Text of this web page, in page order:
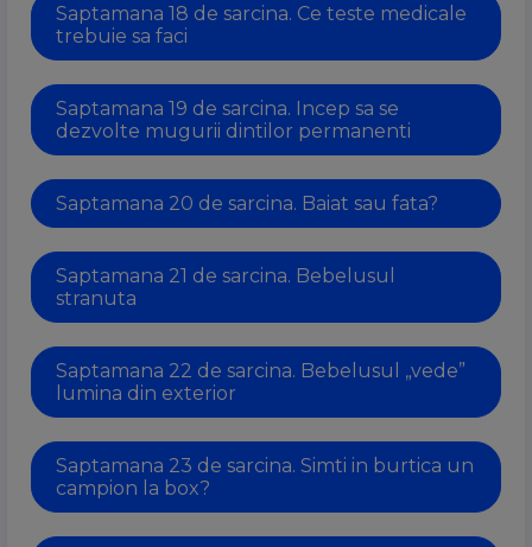
Saptamana 18 de sarcina. Ce teste medicale
trebuie sa faci
Saptamana 19 de sarcina. Incep sa se
dezvolte mugurii dintilor permanenti
Saptamana 20 de sarcina. Baiat sau fata?
Saptamana 21 de sarcina. Bebelusul
stranuta
Saptamana 22 de sarcina. Bebelusul „vede”
lumina din exterior
Saptamana 23 de sarcina. Simti in burtica un
campion la box?